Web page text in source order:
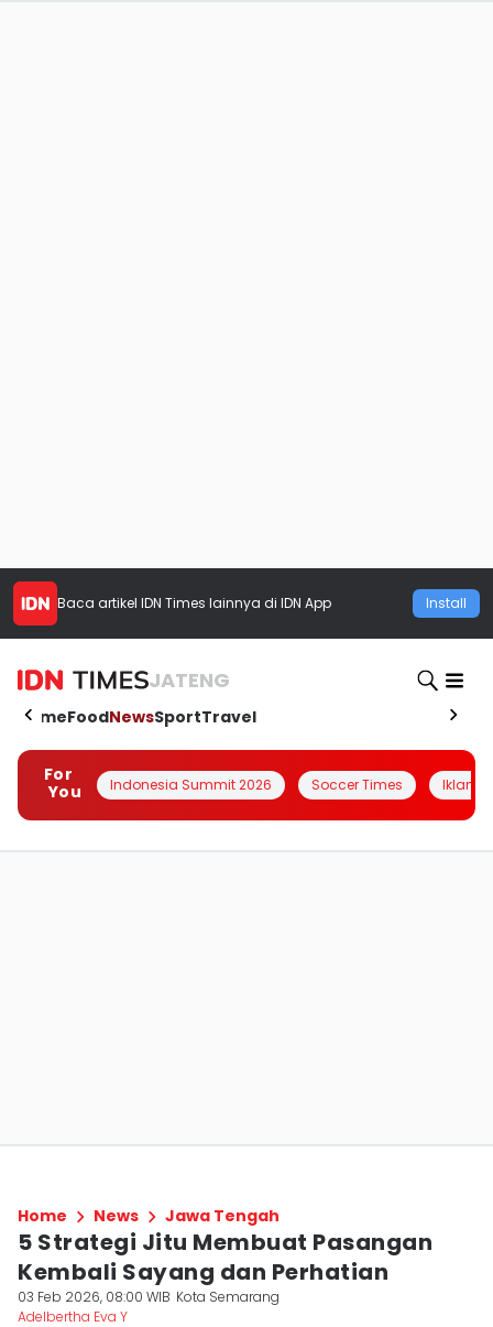
Baca artikel IDN Times lainnya di IDN App Install
JATENG
HomeFoodNewsSportTravel
For
You
Indonesia Summit 2026 Soccer Times Iklanin
Home News Jawa Tengah
5 Strategi Jitu Membuat Pasangan
Kembali Sayang dan Perhatian
03 Feb 2026, 08:00 WIB Kota Semarang
Adelbertha Eva Y